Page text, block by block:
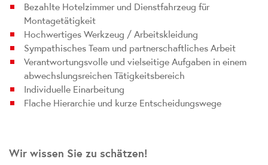
Bezahlte Hotelzimmer und Dienstfahrzeug für
Montagetätigkeit
Hochwertiges Werkzeug / Arbeitskleidung
Sympathisches Team und partnerschaftliches Arbeit
Verantwortungsvolle und vielseitige Aufgaben in einem
abwechslungsreichen Tätigkeitsbereich
Individuelle Einarbeitung
Flache Hierarchie und kurze Entscheidungswege
Wir wissen Sie zu schätzen!